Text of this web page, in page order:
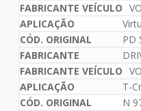
PD
T-
N